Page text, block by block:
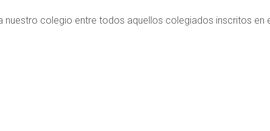
colegio entre todos aquellos colegiados inscritos en